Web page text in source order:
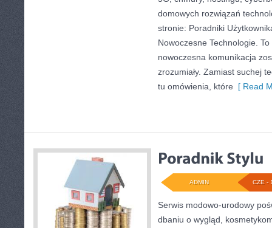
domowych rozwiązań
stronie: Poradniki
Nowoczesne Technologie.
nowoczesna komunikacja
zrozumiały. Zamiast suchej
tu omówienia, które [ Read
CZE -
ADMIN
Serwis modowo-urodowy
dbaniu o wygląd,